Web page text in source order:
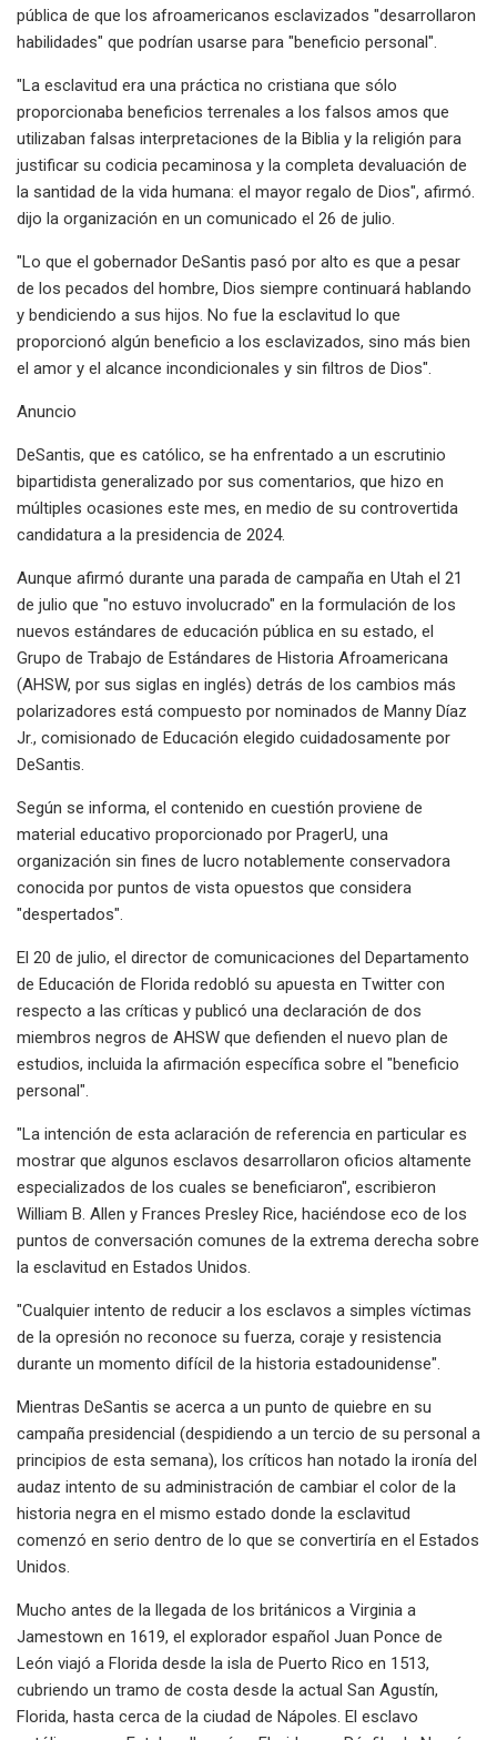
pública de que los afroamericanos esclavizados "desarrollaron
habilidades" que podrían usarse para "beneficio personal".
"La esclavitud era una práctica no cristiana que sólo
proporcionaba beneficios terrenales a los falsos amos que
utilizaban falsas interpretaciones de la Biblia y la religión para
justificar su codicia pecaminosa y la completa devaluación de
la santidad de la vida humana: el mayor regalo de Dios", afirmó.
dijo la organización en un comunicado el 26 de julio.
"Lo que el gobernador DeSantis pasó por alto es que a pesar
de los pecados del hombre, Dios siempre continuará hablando
y bendiciendo a sus hijos. No fue la esclavitud lo que
proporcionó algún beneficio a los esclavizados, sino más bien
el amor y el alcance incondicionales y sin filtros de Dios".
Anuncio
DeSantis, que es católico, se ha enfrentado a un escrutinio
bipartidista generalizado por sus comentarios, que hizo en
múltiples ocasiones este mes, en medio de su controvertida
candidatura a la presidencia de 2024.
Aunque afirmó durante una parada de campaña en Utah el 21
de julio que "no estuvo involucrado" en la formulación de los
nuevos estándares de educación pública en su estado, el
Grupo de Trabajo de Estándares de Historia Afroamericana
(AHSW, por sus siglas en inglés) detrás de los cambios más
polarizadores está compuesto por nominados de Manny Díaz
Jr., comisionado de Educación elegido cuidadosamente por
DeSantis.
Según se informa, el contenido en cuestión proviene de
material educativo proporcionado por PragerU, una
organización sin fines de lucro notablemente conservadora
conocida por puntos de vista opuestos que considera
"despertados".
El 20 de julio, el director de comunicaciones del Departamento
de Educación de Florida redobló su apuesta en Twitter con
respecto a las críticas y publicó una declaración de dos
miembros negros de AHSW que defienden el nuevo plan de
estudios, incluida la afirmación específica sobre el "beneficio
personal".
"La intención de esta aclaración de referencia en particular es
mostrar que algunos esclavos desarrollaron oficios altamente
especializados de los cuales se beneficiaron", escribieron
William B. Allen y Frances Presley Rice, haciéndose eco de los
puntos de conversación comunes de la extrema derecha sobre
la esclavitud en Estados Unidos.
"Cualquier intento de reducir a los esclavos a simples víctimas
de la opresión no reconoce su fuerza, coraje y resistencia
durante un momento difícil de la historia estadounidense".
Mientras DeSantis se acerca a un punto de quiebre en su
campaña presidencial (despidiendo a un tercio de su personal a
principios de esta semana), los críticos han notado la ironía del
audaz intento de su administración de cambiar el color de la
historia negra en el mismo estado donde la esclavitud
comenzó en serio dentro de lo que se convertiría en el Estados
Unidos.
Mucho antes de la llegada de los británicos a Virginia a
Jamestown en 1619, el explorador español Juan Ponce de
León viajó a Florida desde la isla de Puerto Rico en 1513,
cubriendo un tramo de costa desde la actual San Agustín,
Florida, hasta cerca de la ciudad de Nápoles. El esclavo